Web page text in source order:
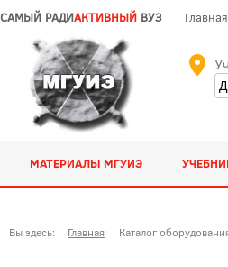
САМЫЙ РАДИАКТИВНЫЙ ВУЗ Главная
МАТЕРИАЛЫ МГУИЭ
Вы здесь: Главная Каталог